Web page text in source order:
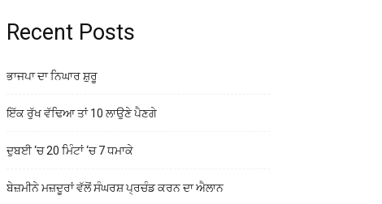
Recent Posts
ਭਾਜਪਾ ਦਾ ਨਿਘਾਰ ਸ਼ੁਰੂ
ਇੱਕ ਰੁੱਖ ਵੱਢਿਆ ਤਾਂ 10 ਲਾਉਣੇ ਪੈਣਗੇ
ਦੁਬਈ ‘ਚ 20 ਮਿੰਟਾਂ ‘ਚ 7 ਧਮਾਕੇ
ਬੇਜ਼ਮੀਨੇ ਮਜ਼ਦੂਰਾਂ ਵੱਲੋਂ ਸੰਘਰਸ਼ ਪ੍ਰਚੰਡ ਕਰਨ ਦਾ ਐਲਾਨ